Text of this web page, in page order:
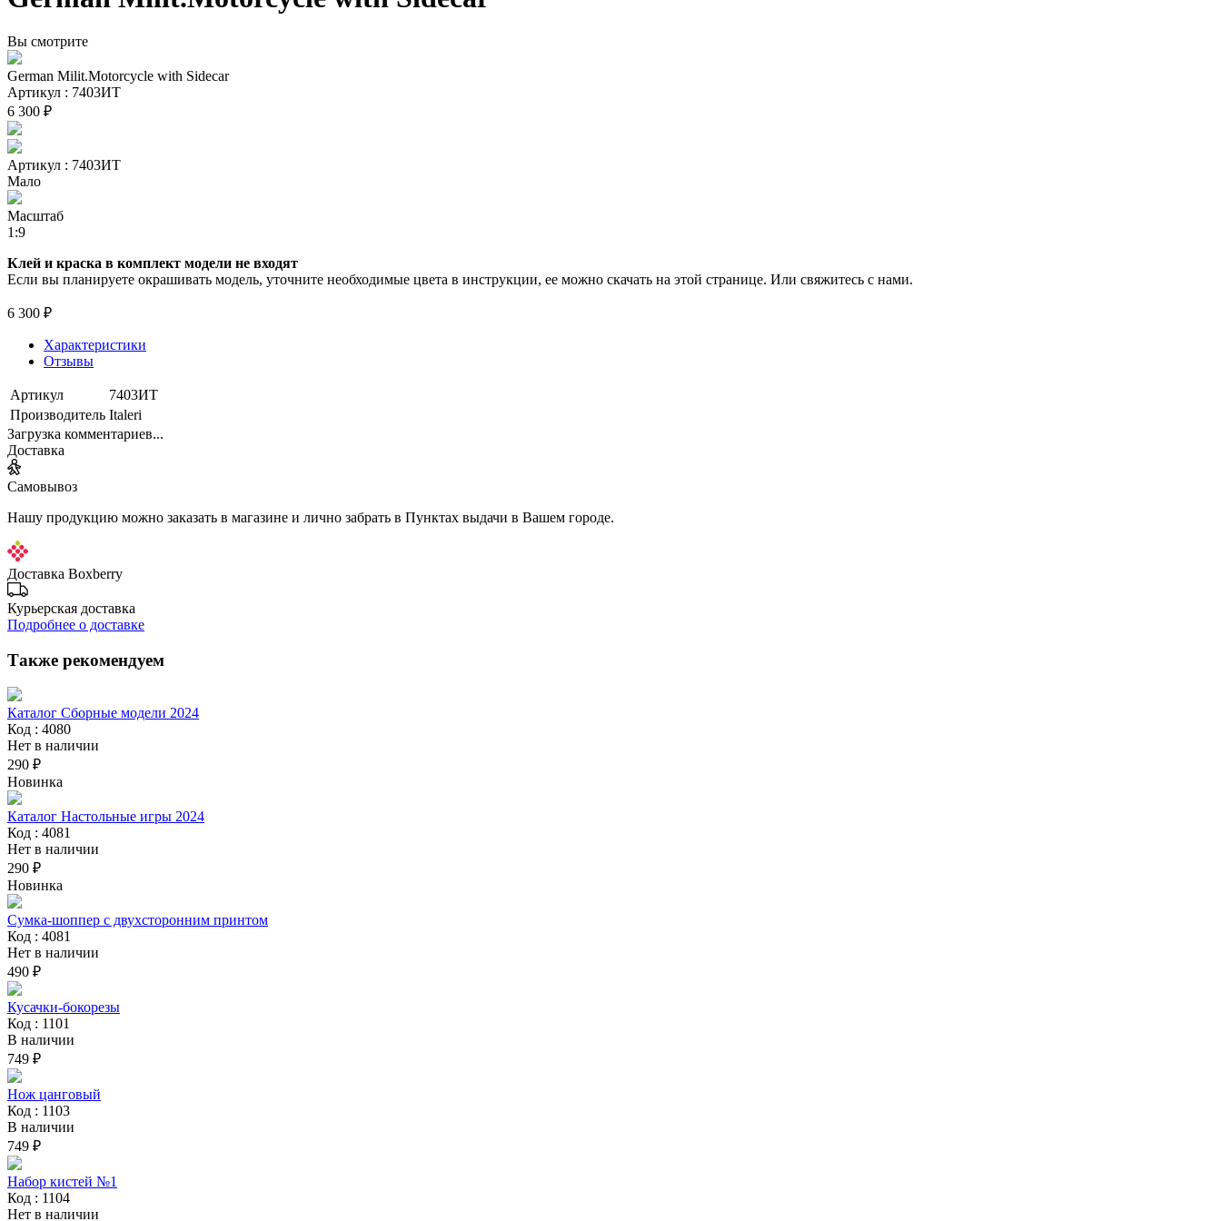
Вы смотрите
German Milit.Motorcycle with Sidecar
Артикул : 7403ИТ
6 300 ₽
Артикул : 7403ИТ
Мало
Масштаб
1:9
Клей и краска в комплект модели не входят
Если вы планируете окрашивать модель, уточните необходимые цвета в инструкции, ее можно скачать на этой странице. Или свяжитесь с нами.
6 300 ₽
Характеристики
Отзывы
Артикул
7403ИТ
Производитель Italeri
Загрузка комментариев...
Доставка
Самовывоз
Нашу продукцию можно заказать в магазине и лично забрать в Пунктах выдачи в Вашем городе.
Доставка Boxberry
Курьерская доставка
Подробнее о доставке
Также рекомендуем
Каталог Сборные модели 2024
Код : 4080
Нет в наличии
290 ₽
Новинка
Каталог Настольные игры 2024
Код : 4081
Нет в наличии
290 ₽
Новинка
Сумка-шоппер с двухсторонним принтом
Код : 4081
Нет в наличии
490 ₽
Кусачки-бокорезы
Код : 1101
В наличии
749 ₽
Нож цанговый
Код : 1103
В наличии
749 ₽
Набор кистей №1
Код : 1104
Нет в наличии